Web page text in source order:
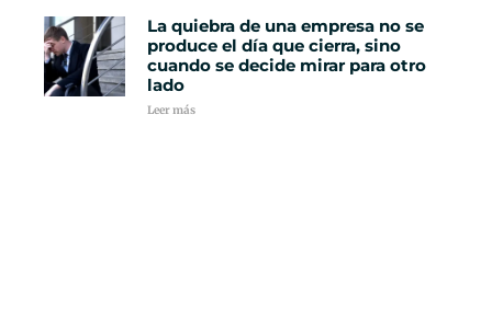
La quiebra de una empresa no se
produce el día que cierra, sino
cuando se decide mirar para otro
lado
Leer más